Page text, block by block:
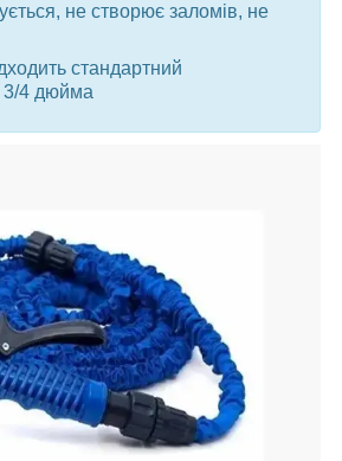
не створює заломів, не
стандартний
3/4 дюйма